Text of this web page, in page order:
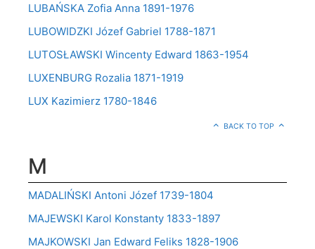
LUBAŃSKA Zofia Anna 1891-1976
LUBOWIDZKI Józef Gabriel 1788-1871
LUTOSŁAWSKI Wincenty Edward 1863-1954
LUXENBURG Rozalia 1871-1919
LUX Kazimierz 1780-1846
BACK TO TOP
M
MADALIŃSKI Antoni Józef 1739-1804
MAJEWSKI Karol Konstanty 1833-1897
MAJKOWSKI Jan Edward Feliks 1828-1906